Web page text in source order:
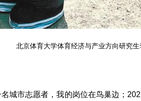
北京体育大学体育经济与产业方向研究生
城市志愿者，我的岗位在鸟巢边；